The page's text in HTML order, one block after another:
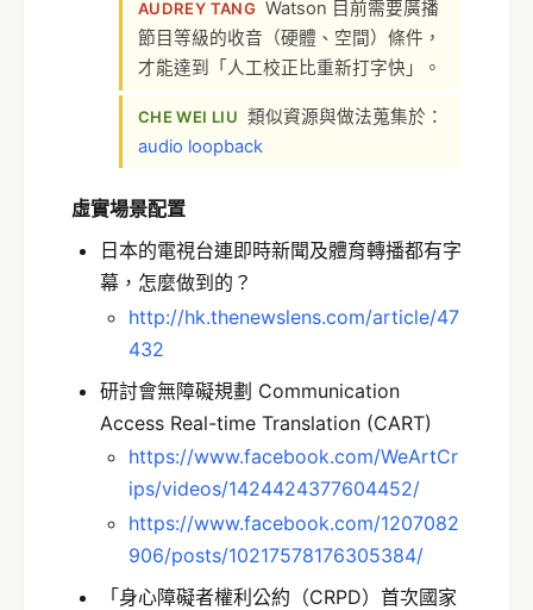
AUDREY TANG Watson 目前需要廣播
節目等級的收音（硬體、空間）條件，
才能達到「人工校正比重新打字快」。
CHE WEI LIU 類似資源與做法蒐集於：
audio loopback
虛實場景配置
日本的電視台連即時新聞及體育轉播都有字
幕，怎麼做到的？
http://hk.thenewslens.com/article/47
432
研討會無障礙規劃 Communication
Access Real-time Translation (CART)
https://www.facebook.com/WeArtCr
ips/videos/1424424377604452/
https://www.facebook.com/1207082
906/posts/10217578176305384/
「身心障礙者權利公約（CRPD）首次國家